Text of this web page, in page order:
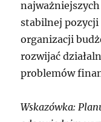
stabilnej pozycji
organizacji
rozwijać
problemów
Wskazówka: